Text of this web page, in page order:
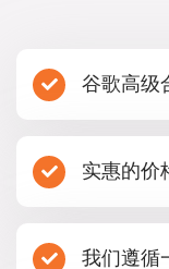
谷歌高级
实惠的价
我们遵循